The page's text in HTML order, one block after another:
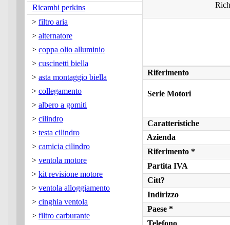
Ricambi perkins
> filtro aria
> alternatore
> coppa olio alluminio
> cuscinetti biella
> asta montaggio biella
> collegamento
> albero a gomiti
> cilindro
> testa cilindro
> camicia cilindro
> ventola motore
> kit revisione motore
> ventola alloggiamento
> cinghia ventola
> filtro carburante
Riferimento
Serie Motori
Caratteristiche
Azienda
Riferimento *
Partita IVA
Citt?
Indirizzo
Paese *
Telefono